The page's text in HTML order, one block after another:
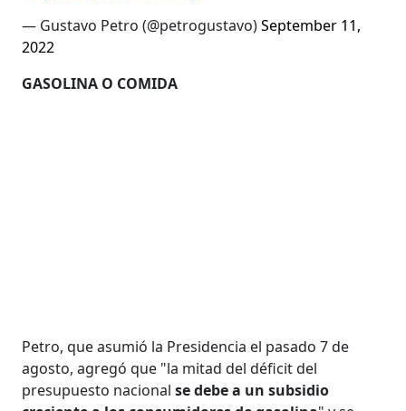
— Gustavo Petro (@petrogustavo)September 11,
2022
GASOLINA O COMIDA
Petro, que asumió la Presidencia el pasado 7 de
agosto, agregó que "la mitad del déficit del
presupuesto nacionalse debe a un subsidio